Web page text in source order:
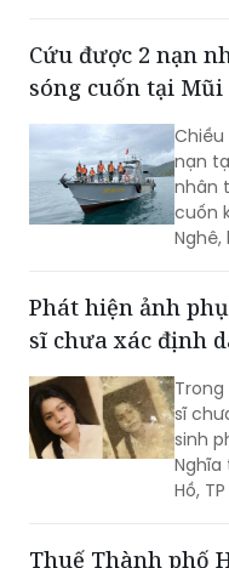
Cứu được 2 nạn
sóng cuốn tại
nạn
nhân
cuốn
Nghê,
Phát hiện ảnh
sĩ chưa xác định
sĩ
sinh
Nghĩa
Hồ,
Thuế Thành phố